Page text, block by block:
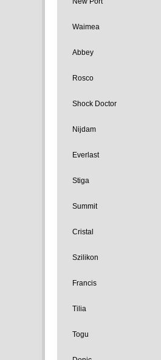
Waimea
Abbey
Rosco
Shock Doctor
Nijdam
Everlast
Stiga
Summit
Cristal
Szilikon
Francis
Tilia
Togu